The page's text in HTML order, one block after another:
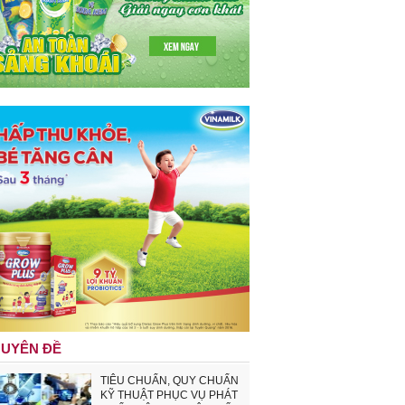
ĐỀ
TIÊU CHUẨN, QUY CHUẨN
KỸ THUẬT PHỤC VỤ PHÁT